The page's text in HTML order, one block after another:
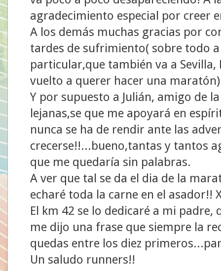
agradecimiento especial por creer
A los demás muchas gracias por
tardes de sufrimiento( sobre todo
particular,que también va a Sevilla,
vuelto a querer hacer una
Y por supuesto a Julián, amigo de
lejanas,se que me apoyará en
nunca se ha de rendir ante las
crecerse!!...bueno,tantas y tantos
que me quedaría sin palabras.
A ver que tal se da el dia de la
echaré toda la carne en el asador!!
El km 42 se lo dedicaré a mi
me dijo una frase que siempre la
quedas entre los diez
Un saludo runners!!